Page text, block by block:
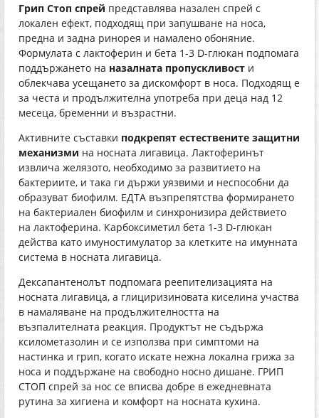
Грип Стоп спрей представлява назален спрей с
локален ефект, подходящ при запушване на носа,
предна и задна ринорея и намалено обоняние.
Формулата с лактоферин и бета 1-3 D-глюкан подпомага
поддържането на назалната пропускливост и
облекчава усещането за дискомфорт в носа. Подходящ е
за честа и продължителна употреба при деца над 12
месеца, бременни и възрастни.
Активните съставки подкрепят естествените защитни
механизми на носната лигавица. Лактоферинът
извлича желязото, необходимо за развитието на
бактериите, и така ги държи уязвими и неспособни да
образуват биофилм. ЕДТА възпрепятства формирането
на бактериален биофилм и синхронизира действието
на лактоферина. Карбоксиметил бета 1-3 D-глюкан
действа като имуностимулатор за клетките на имунната
система в носната лигавица.
Дексапантенолът подпомага реепителизацията на
носната лигавица, а глициризиновата киселина участва
в намаляване на продължителността на
възпалителната реакция. Продуктът не съдържа
ксилометазолин и се използва при симптоми на
настинка и грип, когато искате нежна локална грижа за
носа и поддържане на свободно носно дишане. ГРИП
СТОП спрей за нос се вписва добре в ежедневната
рутина за хигиена и комфорт на носната кухина.